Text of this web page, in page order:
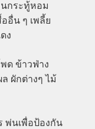
กระทู้หอม
อื่น ๆ เพลี้ย
ง
ด ข้าวฟ่าง
ผักต่างๆ ไม้
พ่นเพื่อป้องกัน